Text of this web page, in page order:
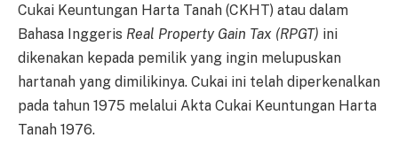
Cukai Keuntungan Harta Tanah (CKHT) atau dalam
Bahasa Inggeris Real Property Gain Tax (RPGT) ini
dikenakan kepada pemilik yang ingin melupuskan
hartanah yang dimilikinya. Cukai ini telah diperkenalkan
pada tahun 1975 melalui Akta Cukai Keuntungan Harta
Tanah 1976.